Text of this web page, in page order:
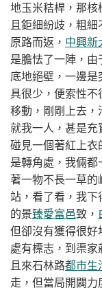
地玉米秸桿，那核
且鉅細紛歧，粗細
原路而返， 中興新
是膽怯了一陣，
底地絕壁，一邊是
具很少，便索性
移動，剛剛上去，
就我一人，甚是充
碰見一個著紅上衣
是轉角處，我倆都
著一物不長一草
站，看了看，我下
的景臻愛富邑致，
但卻沒有獲得很好
處有標志，到渠
且來石林路都市生
走，但當局開闢力